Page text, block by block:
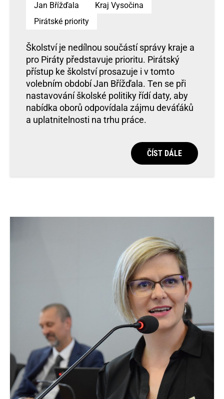
Jan Břížďala
Kraj Vysočina
Pirátské priority
Školství je nedílnou součástí správy kraje a
pro Piráty představuje prioritu. Pirátský
přístup ke školství prosazuje i v tomto
volebním období Jan Břížďala. Ten se při
nastavování školské politiky řídí daty, aby
nabídka oborů odpovídala zájmu deváťáků
a uplatnitelnosti na trhu práce.
ČÍST DÁLE